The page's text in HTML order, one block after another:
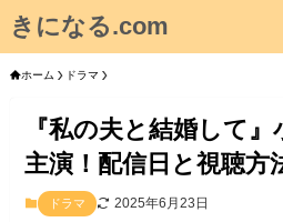
きになる.com
ホーム ドラマ
『私の夫と結婚して
主演！配信日と視聴方
ドラマ 2025年6月23日